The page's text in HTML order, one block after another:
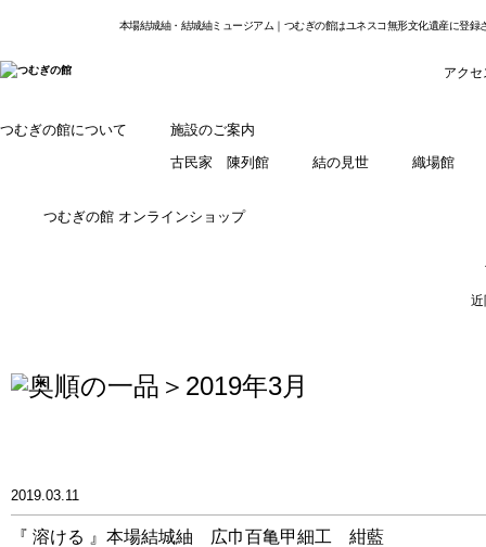
本場結城紬・結城紬ミュージアム｜つむぎの館はユネスコ無形文化遺産に登
アクセ
つむぎの館について
施設のご案内
古民家 陳列館
結の見世 織場館
つむぎの館 オンラインショップ
＞2019年3月
2019.03.11
『 溶ける 』本場結城紬 広巾百亀甲細工 紺藍